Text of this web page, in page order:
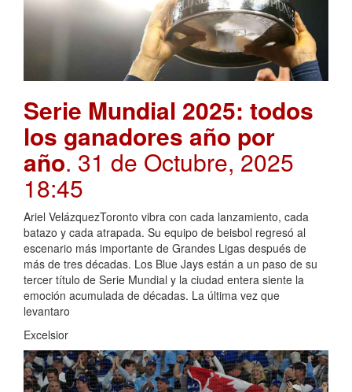
Serie Mundial 2025: todos
los ganadores año por
año. 31 de Octubre, 2025
18:45
Ariel VelázquezToronto vibra con cada lanzamiento, cada
batazo y cada atrapada. Su equipo de beisbol regresó al
escenario más importante de Grandes Ligas después de
más de tres décadas. Los Blue Jays están a un paso de su
tercer título de Serie Mundial y la ciudad entera siente la
emoción acumulada de décadas. La última vez que
levantaro
Excelsior